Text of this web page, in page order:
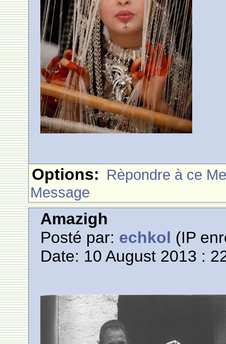
Options: Rèpondre à ce
Message
Amazigh
Posté par: echkol (IP
Date: 10 August 2013 :